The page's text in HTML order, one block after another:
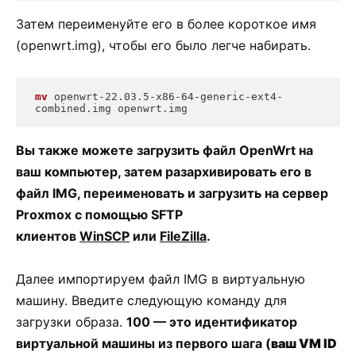
Затем переименуйте его в более короткое имя
(openwrt.img), чтобы его было легче набирать.
mv openwrt-22.03.5-x86-64-generic-ext4-
combined.img openwrt.img
Вы также можете загрузить файл OpenWrt на
ваш компьютер, затем разархивировать его в
файл IMG, переименовать и загрузить на сервер
Proxmox с помощью SFTP
клиентов WinSCP или FileZilla.
Далее импортируем файл IMG в виртуальную
машину. Введите следующую команду для
загрузки образа. 100 — это идентификатор
виртуальной машины из первого шага (вашVM ID